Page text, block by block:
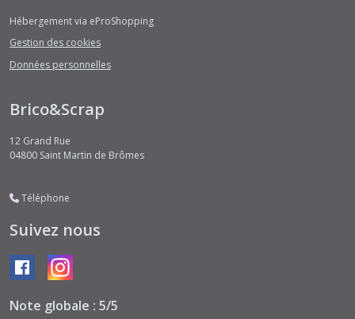
Hébergement via eProShopping
Gestion des cookies
Données personnelles
Brico&Scrap
12 Grand Rue
04800 Saint Martin de Brômes
Téléphone
Suivez nous
Note globale : 5/5